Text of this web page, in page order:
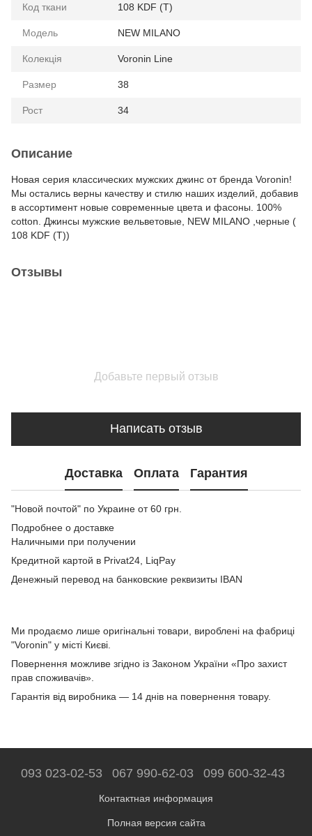
Код ткани 108 KDF (T)
Модель NEW MILANO
Колекція Voronin Line
Размер 38
Рост 34
Описание
Новая серия классических мужских джинс от бренда Voronin!
Мы остались верны качеству и стилю наших изделий, добавив
в ассортимент новые современные цвета и фасоны. 100%
cotton. Джинсы мужские вельветовые, NEW MILANO ,черные (
108 KDF (T))
Отзывы
Добавьте первый отзыв
Написать отзыв
Доставка Оплата Гарантия
"Новой почтой" по Украине от 60 грн.
Подробнее о доставке
Наличными при получении
Кредитной картой в Privat24, LiqPay
Денежный перевод на банковские реквизиты IBAN
Ми продаємо лише оригінальні товари, вироблені на фабриці
"Voronin" у місті Києві.
Повернення можливе згідно із Законом України «Про захист
прав споживачів».
Гарантія від виробника — 14 днів на повернення товару.
093 023-02-53 067 990-62-03 099 600-32-43
Контактная информация
Полная версия сайта